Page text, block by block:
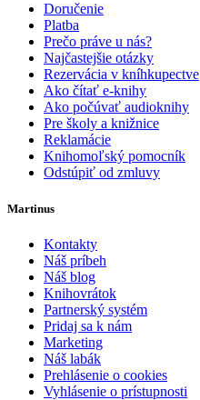
Doručenie
Platba
Prečo práve u nás?
Najčastejšie otázky
Rezervácia v kníhkupectve
Ako čítať e-knihy
Ako počúvať audioknihy
Pre školy a knižnice
Reklamácie
Knihomoľský pomocník
Odstúpiť od zmluvy
Martinus
Kontakty
Náš príbeh
Náš blog
Knihovrátok
Partnerský systém
Pridaj sa k nám
Marketing
Náš labák
Prehlásenie o cookies
Vyhlásenie o prístupnosti